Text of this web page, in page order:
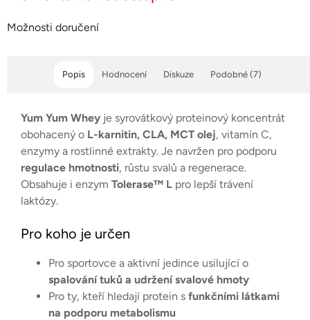
Možnosti doručení
Popis Podobné (7)
Hodnocení Diskuze
Yum Yum Whey je syrovátkový proteinový koncentrát
obohacený o L-karnitin, CLA, MCT olej, vitamín C,
enzymy a rostlinné extrakty. Je navržen pro podporu
regulace hmotnosti, růstu svalů a regenerace.
Obsahuje i enzym Tolerase™ L pro lepší trávení
laktózy.
Pro koho je určen
Pro sportovce a aktivní jedince usilující o
spalování tuků a udržení svalové hmoty
Pro ty, kteří hledají protein s funkčními látkami
na podporu metabolismu